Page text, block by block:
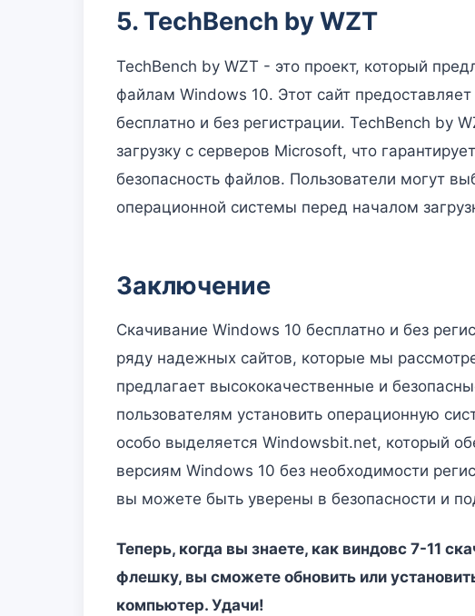
5. TechBench by WZT
TechBench by WZT - это проект, который
файлам Windows 10. Этот сайт
бесплатно и без регистрации. TechBench by
загрузку с серверов Microsoft, что
безопасность файлов. Пользователи могут
операционной системы перед началом
Заключение
Скачивание Windows 10 бесплатно и без
ряду надежных сайтов, которые мы
предлагает высококачественные и
пользователям установить операционную
особо выделяется Windowsbit.net, который
версиям Windows 10 без необходимости
вы можете быть уверены в безопасности и
Теперь, когда вы знаете, как виндовс 7-11
флешку, вы сможете обновить или
компьютер. Удачи!